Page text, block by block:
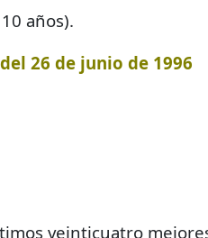
años).
26 de junio de 1996
veinticuatro